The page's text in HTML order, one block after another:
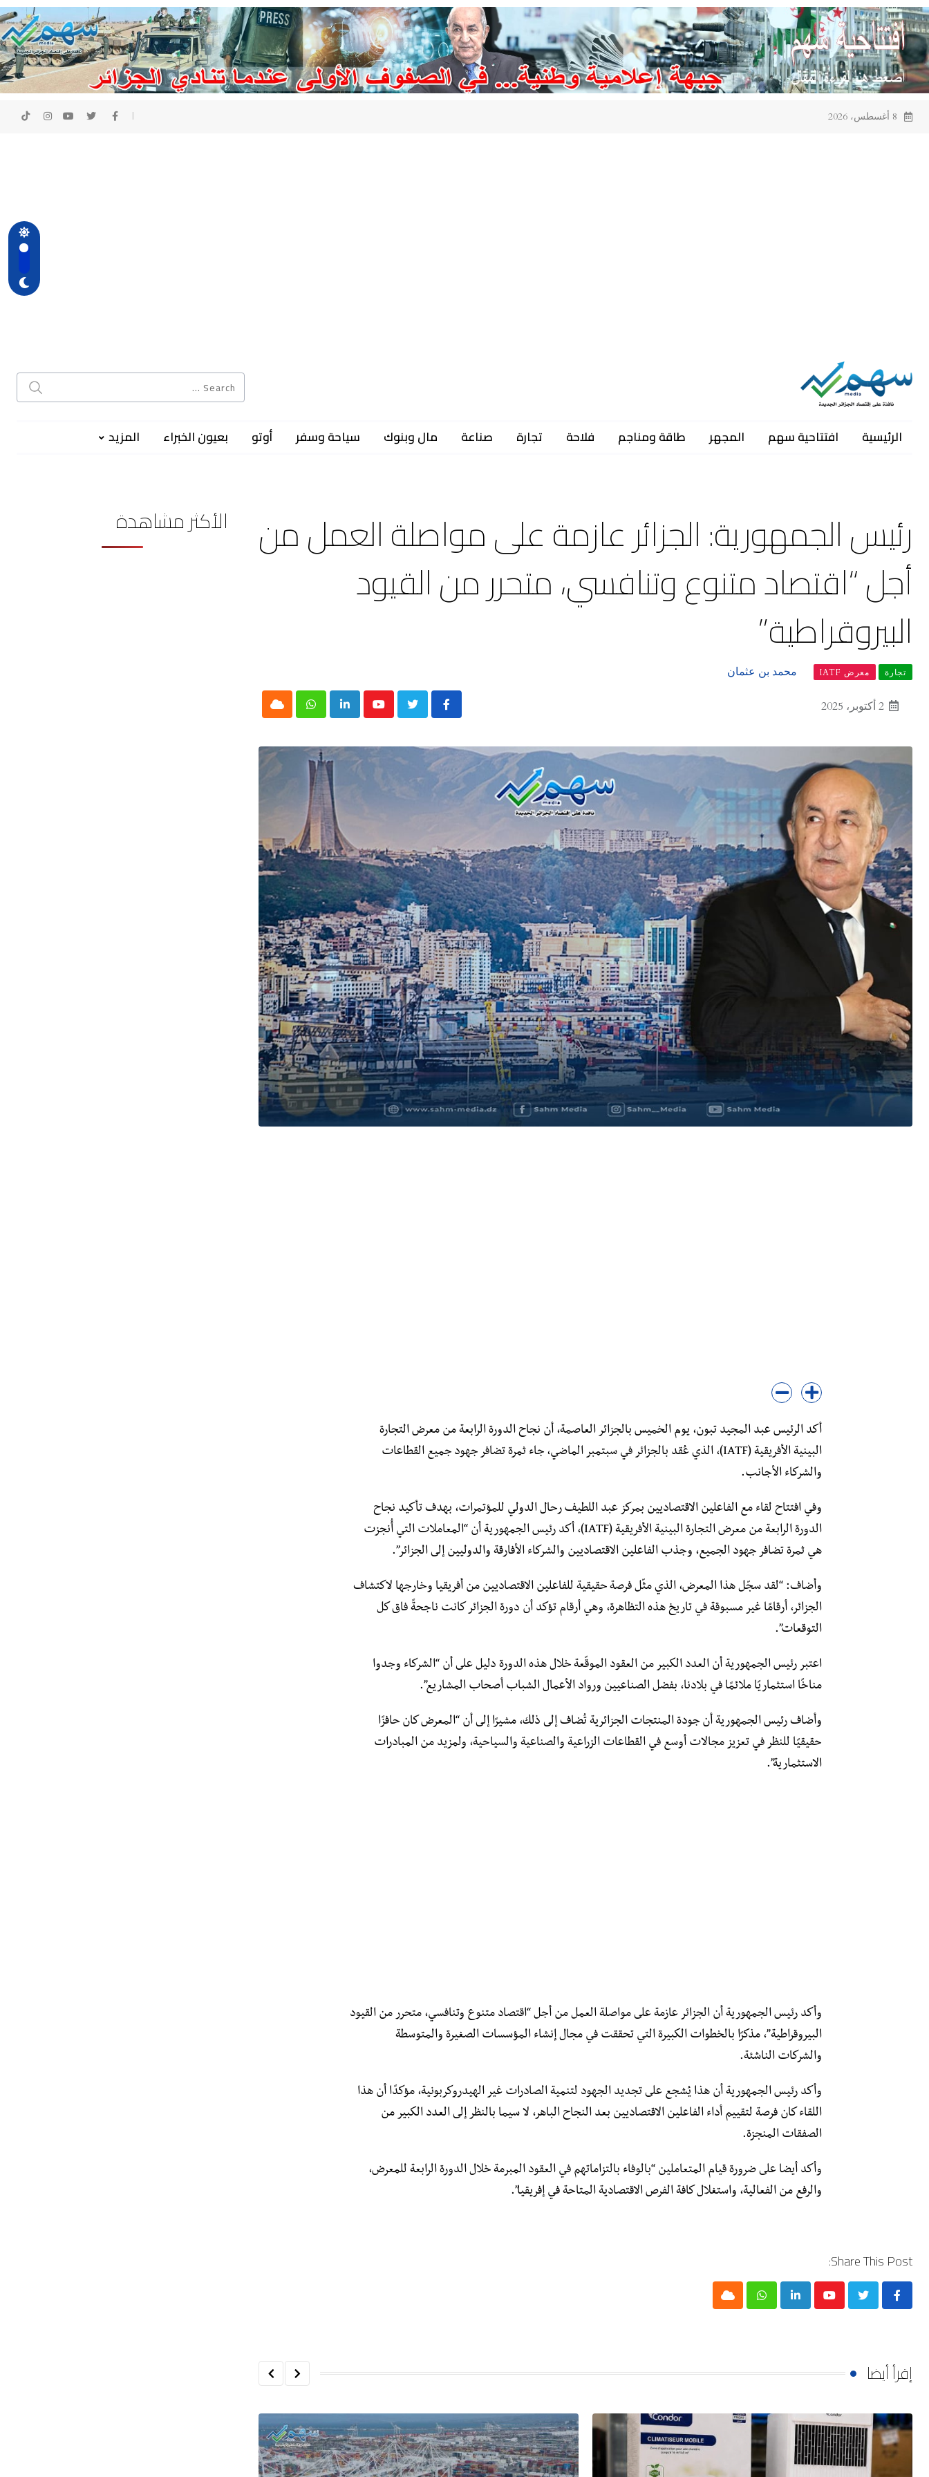
Skip
to
content
8 أغسطس، 2026
الرئيسية افتتاحية سهم المجهر طاقة ومناجم فلاحة تجارة صناعة مال وبنوك سياحة وسفر أوتو بعيون الخبراء المزيد
رئيس الجمهورية: الجزائر عازمة على مواصلة العمل من
أجل “اقتصاد متنوع وتنافسي، متحرر من القيود
البيروقراطية”
تجارة معرض IATF محمد بن عثمان
2 أكتوبر، 2025 Youtube
LinkedIn
Whatsapp
Cloud
أكد الرئيس عبد المجيد تبون، يوم الخميس بالجزائر العاصمة، أن نجاح الدورة الرابعة من معرض التجارة
البينية الأفريقية (IATF)، الذي عُقد بالجزائر في سبتمبر الماضي، جاء ثمرة تضافر جهود جميع القطاعات
والشركاء الأجانب.
وفي افتتاح لقاء مع الفاعلين الاقتصاديين بمركز عبد اللطيف رحال الدولي للمؤتمرات، بهدف تأكيد نجاح
الدورة الرابعة من معرض التجارة البينية الأفريقية (IATF)، أكد رئيس الجمهورية أن “المعاملات التي أُنجزت
هي ثمرة تضافر جهود الجميع، وجذب الفاعلين الاقتصاديين والشركاء الأفارقة والدوليين إلى الجزائر”.
وأضاف: “لقد سجّل هذا المعرض، الذي مثّل فرصة حقيقية للفاعلين الاقتصاديين من أفريقيا وخارجها لاكتشاف
الجزائر، أرقامًا غير مسبوقة في تاريخ هذه التظاهرة، وهي أرقام تؤكد أن دورة الجزائر كانت ناجحةً فاق كل
التوقعات”.
اعتبر رئيس الجمهورية أن العدد الكبير من العقود الموقّعة خلال هذه الدورة دليل على أن “الشركاء وجدوا
مناخًا استثماريًا ملائمًا في بلادنا، بفضل الصناعيين ورواد الأعمال الشباب أصحاب المشاريع”.
وأضاف رئيس الجمهورية أن جودة المنتجات الجزائرية تُضاف إلى ذلك، مشيرًا إلى أن “المعرض كان حافزًا
حقيقيًا للنظر في تعزيز مجالات أوسع في القطاعات الزراعية والصناعية والسياحية، ولمزيد من المبادرات
الاستثمارية”.
وأكد رئيس الجمهورية أن الجزائر عازمة على مواصلة العمل من أجل “اقتصاد متنوع وتنافسي، متحرر من القيود
البيروقراطية”، مذكرًا بالخطوات الكبيرة التي تحققت في مجال إنشاء المؤسسات الصغيرة والمتوسطة
والشركات الناشئة.
وأكد رئيس الجمهورية أن هذا يُشجع على تجديد الجهود لتنمية الصادرات غير الهيدروكربونية، مؤكدًا أن هذا
اللقاء كان فرصة لتقييم أداء الفاعلين الاقتصاديين بعد النجاح الباهر، لا سيما بالنظر إلى العدد الكبير من
الصفقات المنجزة.
وأكد أيضا على ضرورة قيام المتعاملين “بالوفاء بالتزاماتهم في العقود المبرمة خلال الدورة الرابعة للمعرض،
والرفع من الفعالية، واستغلال كافة الفرص الاقتصادية المتاحة في إفريقيا”.
Share This Post:
Youtube
LinkedIn
Whatsapp
Cloud
إقرأ أيضا
الأكثر مشاهدة